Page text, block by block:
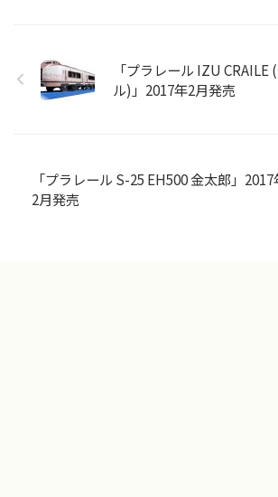
「プラレール IZU CRAILE
ル)」2017年2月発売
「プラレール S-25 EH500 金太郎」2017
2月発売